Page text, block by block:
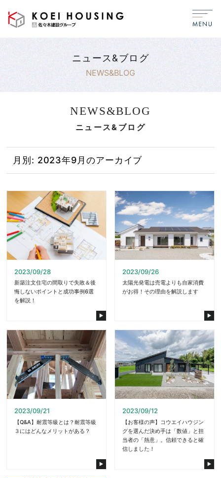
NEWS&BLOG
ニュース&ブログ
NEWS&BLOG
ニュース&ブログ
月別: 2023年9月のアーカイブ
2023/09/28
新築注文住宅の間取りで失敗＆後
悔しないポイントと成功事例6選
を解説！
2023/09/26
太陽光発電は売電よりも自家消費
がお得！その理由を解説します
2023/09/21
【Q&A】耐震等級とは？耐震等級
３にはどんなメリットがある？
2023/09/12
【お客様の声】コウエイハウジン
グを選んだ決め手は「数値」と担
当者の「熱意」。信頼できると確
信しました！